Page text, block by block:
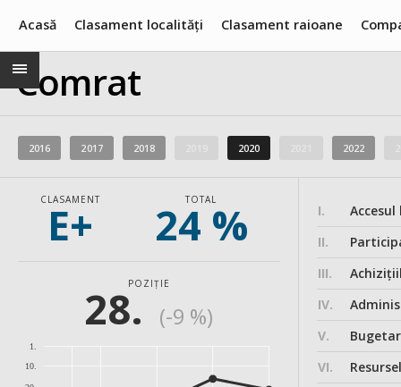
Acasă Clasament localități Clasament raioane
Comrat
2016 2017 2018 2020 2022
CLASAMENT
E+ TOTAL
24 %
POZIȚIE
28. (-9 %)
1.
10.
I.
II.
III.
IV.
V.
VI.